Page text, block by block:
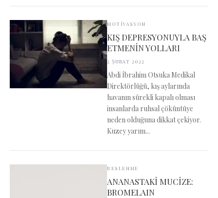
MOTİVASYON
KIŞ DEPRESYONUYLA BAŞ
ETMENİN YOLLARI
2 Şubat 2022
Abdi İbrahim Otsuka Medikal
Direktörlüğü, kış aylarında
havanın sürekli kapalı olması
insanlarda ruhsal çöküntüye
neden olduğuna dikkat çekiyor.
Kuzey yarım...
BESLENME
ANANASTAKİ MUCİZE:
BROMELAIN